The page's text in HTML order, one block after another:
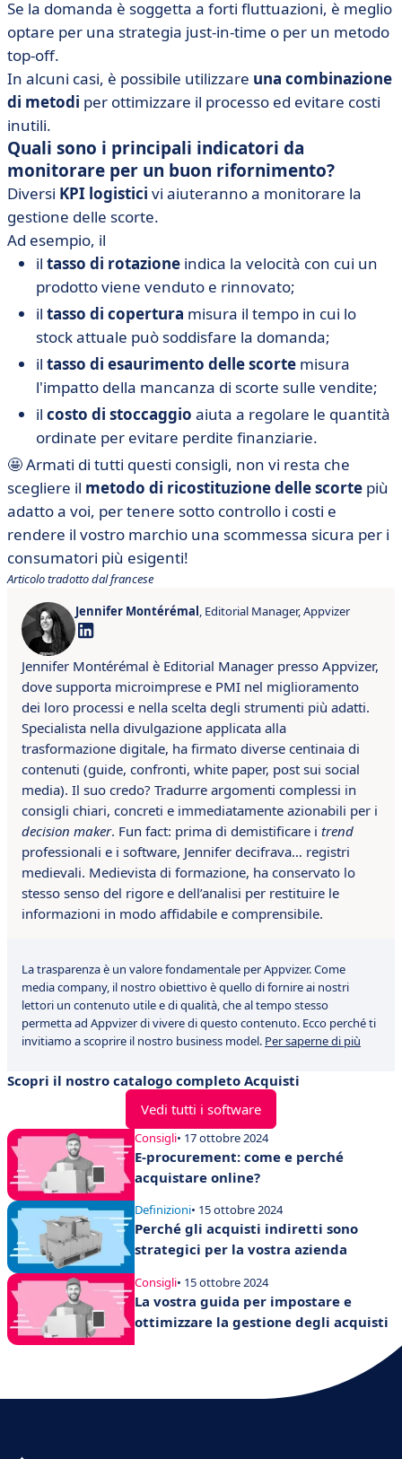
Se la domanda è soggetta a forti fluttuazioni, è meglio
optare per una strategia just-in-time o per un metodo
top-off.
In alcuni casi, è possibile utilizzare una combinazione
di metodi per ottimizzare il processo ed evitare costi
inutili.
Quali sono i principali indicatori da
monitorare per un buon rifornimento?
Diversi KPI logistici vi aiuteranno a monitorare la
gestione delle scorte.
Ad esempio, il
il tasso di rotazione indica la velocità con cui un
prodotto viene venduto e rinnovato;
il tasso di copertura misura il tempo in cui lo
stock attuale può soddisfare la domanda;
il tasso di esaurimento delle scorte misura
l'impatto della mancanza di scorte sulle vendite;
il costo di stoccaggio aiuta a regolare le quantità
ordinate per evitare perdite finanziarie.
🤩 Armati di tutti questi consigli, non vi resta che
scegliere il metodo di ricostituzione delle scorte più
adatto a voi, per tenere sotto controllo i costi e
rendere il vostro marchio una scommessa sicura per i
consumatori più esigenti!
Articolo tradotto dal francese
Jennifer Montérémal, Editorial Manager, Appvizer
Jennifer Montérémal è Editorial Manager presso Appvizer,
dove supporta microimprese e PMI nel miglioramento
dei loro processi e nella scelta degli strumenti più adatti.
Specialista nella divulgazione applicata alla
trasformazione digitale, ha firmato diverse centinaia di
contenuti (guide, confronti, white paper, post sui social
media). Il suo credo? Tradurre argomenti complessi in
consigli chiari, concreti e immediatamente azionabili per i
decision maker. Fun fact: prima di demistificare i trend
professionali e i software, Jennifer decifrava… registri
medievali. Medievista di formazione, ha conservato lo
stesso senso del rigore e dell’analisi per restituire le
informazioni in modo affidabile e comprensibile.
La trasparenza è un valore fondamentale per Appvizer. Come
media company, il nostro obiettivo è quello di fornire ai nostri
lettori un contenuto utile e di qualità, che al tempo stesso
permetta ad Appvizer di vivere di questo contenuto. Ecco perché ti
invitiamo a scoprire il nostro business model. Per saperne di più
Scopri il nostro catalogo completo Acquisti
Vedi tutti i software
Consigli• 17 ottobre 2024
E-procurement: come e perché
acquistare online?
Definizioni• 15 ottobre 2024
Perché gli acquisti indiretti sono
strategici per la vostra azienda
Consigli• 15 ottobre 2024
La vostra guida per impostare e
ottimizzare la gestione degli acquisti